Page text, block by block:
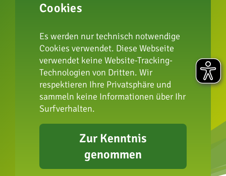
Impressum
Datenschutz
FAQ
Presse
Erklärung zur
Barrierefreiheit
Cookies
Es werden nur technisch notwendige
Cookies verwendet. Diese Webseite
verwendet keine Website-Tracking-
Technologien von Dritten. Wir
respektieren Ihre Privatsphäre und
sammeln keine Informationen über Ihr
Surfverhalten.
Zur Kenntnis
genommen